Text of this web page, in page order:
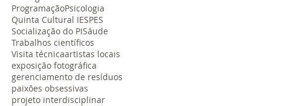
ProgramaçãoPsicologia
Quinta Cultural IESPES
Socialização do PISáude
Trabalhos científicos
Visita técnicaartistas locais
exposição fotográfica
gerenciamento de resíduos
paixões obsessivas
projeto interdisciplinar